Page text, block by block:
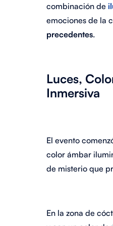
combinación de
emociones de la
precedentes.
Luces,
Inmersiva
El evento
color ámbar
de misterio que
En la zona de